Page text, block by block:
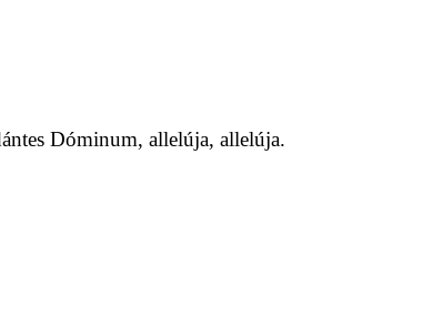
Dóminum, allelúja, allelúja.